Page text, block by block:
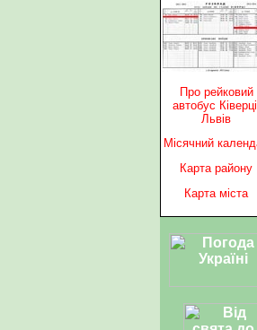
Про рейковий
автобус
Львів
Місячний
Карта району
Карта міста